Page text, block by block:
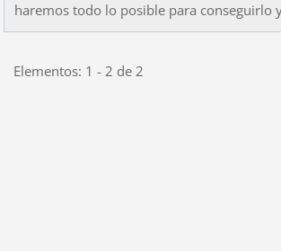
haremos todo lo posible para conseguirlo
Elementos: 1 - 2 de 2